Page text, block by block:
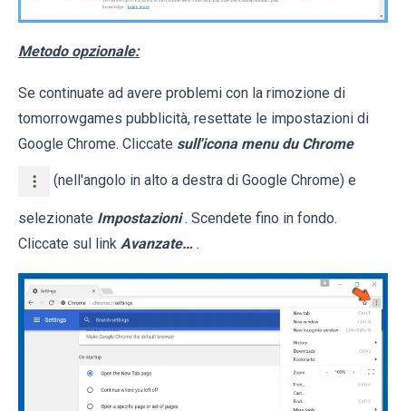
Metodo opzionale:
Se continuate ad avere problemi con la rimozione di
tomorrowgames pubblicità, resettate le impostazioni di
Google Chrome. Cliccate sull'icona menu du Chrome
(nell'angolo in alto a destra di Google Chrome) e
selezionate Impostazioni . Scendete fino in fondo.
Cliccate sul link Avanzate… .